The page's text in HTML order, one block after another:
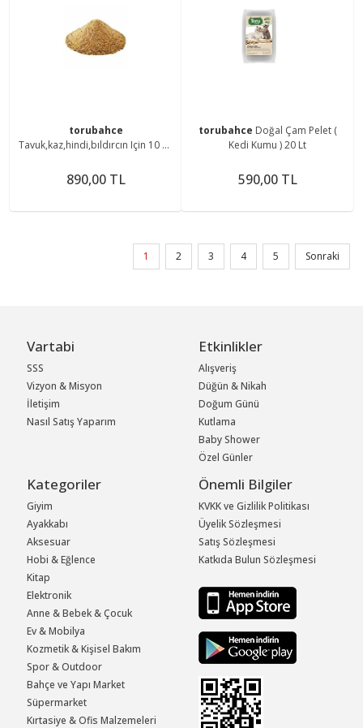
torubahce
Tavuk,kaz,hindi,bıldırcın Için 10 Kg
890,00 TL
torubahce Doğal Çam Pelet (
Kedi Kumu ) 20 Lt
590,00 TL
1 2 3 4 5 Sonraki
Vartabi
SSS
Vizyon & Misyon
İletişim
Nasıl Satış Yaparım
Etkinlikler
Alışveriş
Düğün & Nikah
Doğum Günü
Kutlama
Baby Shower
Özel Günler
Kategoriler
Giyim
Ayakkabı
Aksesuar
Hobi & Eğlence
Kitap
Elektronik
Anne & Bebek & Çocuk
Ev & Mobilya
Kozmetik & Kişisel Bakım
Spor & Outdoor
Bahçe ve Yapı Market
Süpermarket
Kırtasiye & Ofis Malzemeleri
Önemli Bilgiler
KVKK ve Gizlilik Politikası
Üyelik Sözleşmesi
Satış Sözleşmesi
Katkıda Bulun Sözleşmesi